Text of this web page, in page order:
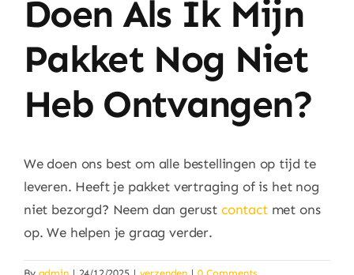
Huishouden
Eten & Drinken
Artikels & Nieuws
Over
Doen Als Ik Mijn
Pakket Nog Niet
Heb Ontvangen?
We doen ons best om alle bestellingen op tijd te
leveren. Heeft je pakket vertraging of is het nog
niet bezorgd? Neem dan gerust contactmet ons
op. We helpen je graag verder.